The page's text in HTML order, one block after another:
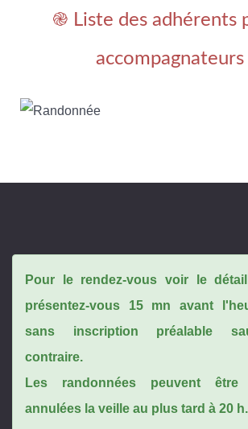
֎ Liste des adhérents
Pour le rendez-vous voir le
présentez-vous 15 mn avant
sans inscription préalable
contraire.
Les randonnées peuvent
annulées la veille au plus tard à 20 h.